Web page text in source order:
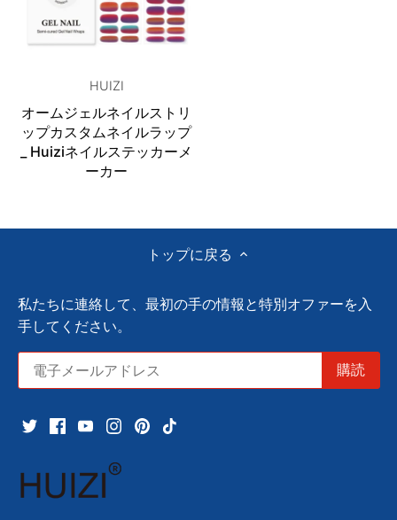
HUIZI
オームジェルネイルストリ
ップカスタムネイルラップ
_ Huiziネイルステッカーメ
ーカー
トップに戻る
私たちに連絡して、最初の手の情報と特別オファーを入
手してください。